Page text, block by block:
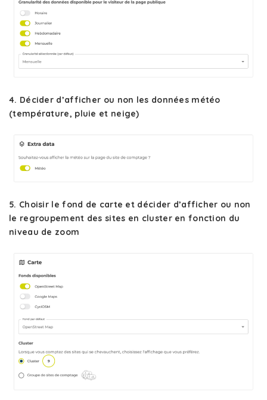
4. Décider d’afficher ou non les données météo
(température, pluie et neige)
5. Choisir le fond de carte et décider d’afficher ou non
le regroupement des sites en cluster en fonction du
niveau de zoom